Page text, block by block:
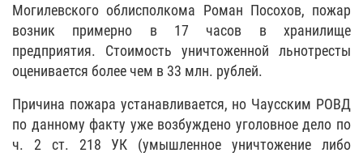
Могилевского облисполкома Роман Посохов, пожар
возник примерно в 17 часов в хранилище
предприятия. Стоимость уничтоженной льнотресты
оценивается более чем в 33 млн. рублей.
Причина пожара устанавливается, но Чаусским РОВД
по данному факту уже возбуждено уголовное дело по
ч. 2 ст. 218 УК (умышленное уничтожение либо